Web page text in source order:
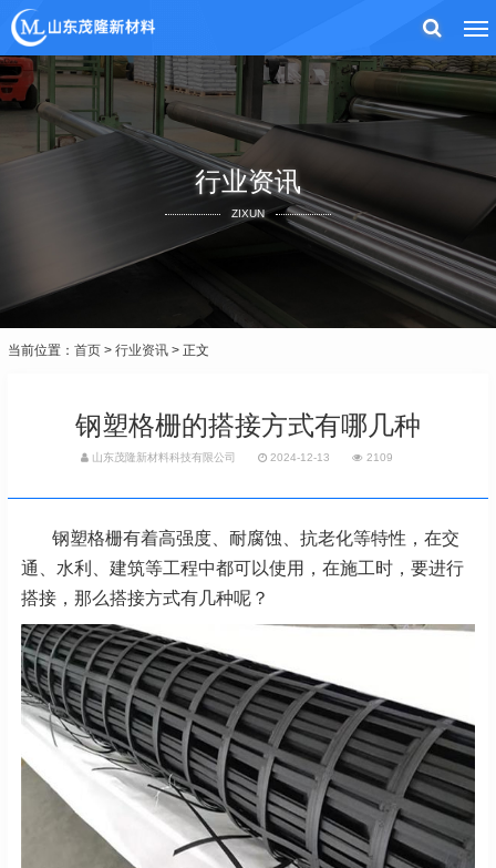
行业资讯
ZIXUN
当前位置： 首页 > 行业资讯 > 正文
钢塑格栅的搭接方式有哪几种
山东茂隆新材料科技有限公司 2024-12-13 2109
钢塑格栅有着高强度、耐腐蚀、抗老化等特性，在交
通、水利、建筑等工程中都可以使用，在施工时，要进行
搭接，那么搭接方式有几种呢？